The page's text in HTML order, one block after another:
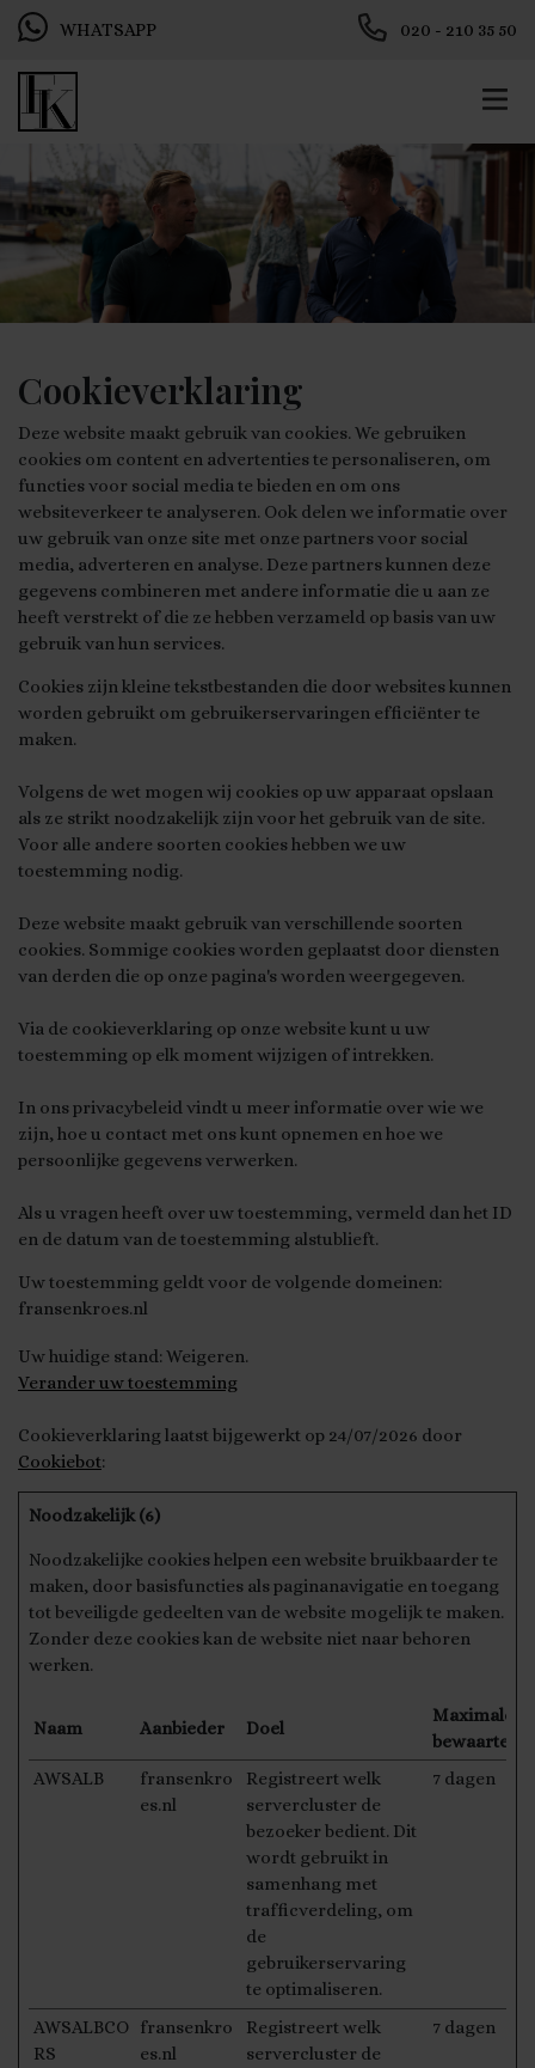
WHATSAPP 020 - 210 35 50
Cookieverklaring
Deze website maakt gebruik van cookies. We gebruiken
cookies om content en advertenties te personaliseren, om
functies voor social media te bieden en om ons
websiteverkeer te analyseren. Ook delen we informatie over
uw gebruik van onze site met onze partners voor social
media, adverteren en analyse. Deze partners kunnen deze
gegevens combineren met andere informatie die u aan ze
heeft verstrekt of die ze hebben verzameld op basis van uw
gebruik van hun services.
Cookies zijn kleine tekstbestanden die door websites kunnen
worden gebruikt om gebruikerservaringen efficiënter te
maken.
Volgens de wet mogen wij cookies op uw apparaat opslaan
als ze strikt noodzakelijk zijn voor het gebruik van de site.
Voor alle andere soorten cookies hebben we uw
toestemming nodig.
Deze website maakt gebruik van verschillende soorten
cookies. Sommige cookies worden geplaatst door diensten
van derden die op onze pagina's worden weergegeven.
Via de cookieverklaring op onze website kunt u uw
toestemming op elk moment wijzigen of intrekken.
In ons privacybeleid vindt u meer informatie over wie we
zijn, hoe u contact met ons kunt opnemen en hoe we
persoonlijke gegevens verwerken.
Als u vragen heeft over uw toestemming, vermeld dan het ID
en de datum van de toestemming alstublieft.
Uw toestemming geldt voor de volgende domeinen:
fransenkroes.nl
Uw huidige stand: Weigeren.
Verander uw toestemming
Cookieverklaring laatst bijgewerkt op 24/07/2026 door
Cookiebot:
Noodzakelijk (6)
Noodzakelijke cookies helpen een website bruikbaarder te
maken, door basisfuncties als paginanavigatie en toegang
tot beveiligde gedeelten van de website mogelijk te maken.
Zonder deze cookies kan de website niet naar behoren
werken.
Naam Aanbieder Doel
Maximale
AWSALB
fransenkro
es.nl
Registreert welk
servercluster de
bezoeker bedient. Dit
wordt gebruikt in
samenhang met
trafficverdeling, om
de
gebruikerservaring
te optimaliseren.
7 dagen
AWSALBCO
RS
fransenkro
es.nl
Registreert welk
servercluster de
7 dagen